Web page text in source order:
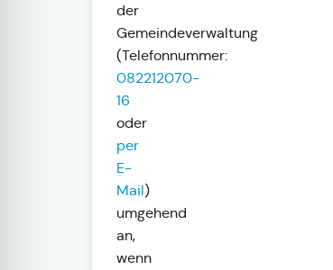
der
Gemeindeverwaltung
(Telefonnummer:
082212070-
16
oder
per
E-
Mail)
umgehend
an,
wenn